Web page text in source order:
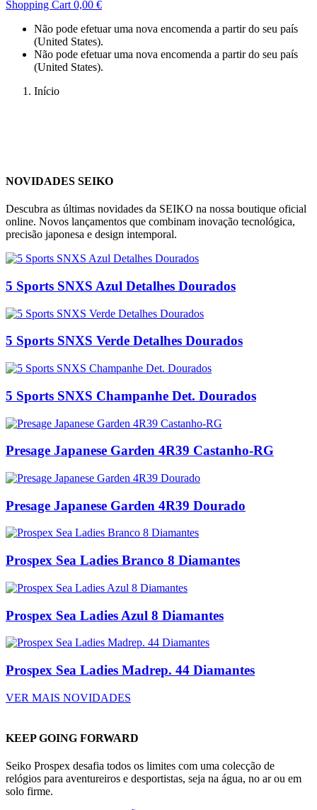
Shopping Cart 0,00 €
Não pode efetuar uma nova encomenda a partir do seu país
(United States).
Não pode efetuar uma nova encomenda a partir do seu país
(United States).
Início
NOVIDADES SEIKO
Descubra as últimas novidades da SEIKO na nossa boutique oficial
online. Novos lançamentos que combinam inovação tecnológica,
precisão japonesa e design intemporal.
5 Sports SNXS Azul Detalhes Dourados
5 Sports SNXS Verde Detalhes Dourados
5 Sports SNXS Champanhe Det. Dourados
Presage Japanese Garden 4R39 Castanho-RG
Presage Japanese Garden 4R39 Dourado
Prospex Sea Ladies Branco 8 Diamantes
Prospex Sea Ladies Azul 8 Diamantes
Prospex Sea Ladies Madrep. 44 Diamantes
VER MAIS NOVIDADES
KEEP GOING FORWARD
Seiko Prospex desafia todos os limites com uma colecção de
relógios para aventureiros e desportistas, seja na água, no ar ou em
solo firme.​